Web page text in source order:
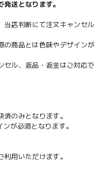
発送となります。
当店判断にて注文キャンセル
の商品とは色味やデザインが
セル、返品・返金はご対応で
済のみとなります。
が必須となります。
利用いただけます。